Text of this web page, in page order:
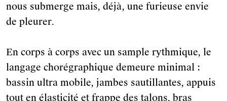
nous submerge mais, déjà, une furieuse envie
de pleurer.
En corps à corps avec un sample rythmique, le
langage chorégraphique demeure minimal :
bassin ultra mobile, jambes sautillantes, appuis
tout en élasticité et frappe des talons, bras